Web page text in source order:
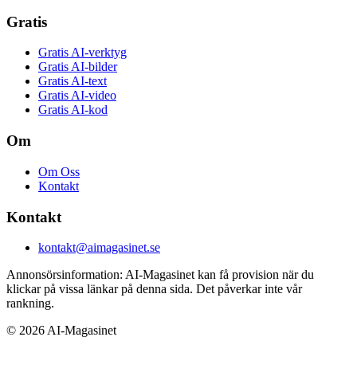
Gratis
Gratis AI-verktyg
Gratis AI-bilder
Gratis AI-text
Gratis AI-video
Gratis AI-kod
Om
Om Oss
Kontakt
Kontakt
kontakt@aimagasinet.se
Annonsörsinformation: AI-Magasinet kan få provision när du
klickar på vissa länkar på denna sida. Det påverkar inte vår
rankning.
© 2026 AI-Magasinet